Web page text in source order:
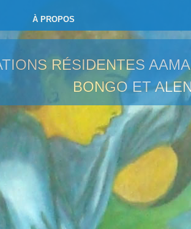
À PROPOS
RÉSIDENTES
BONGO ET